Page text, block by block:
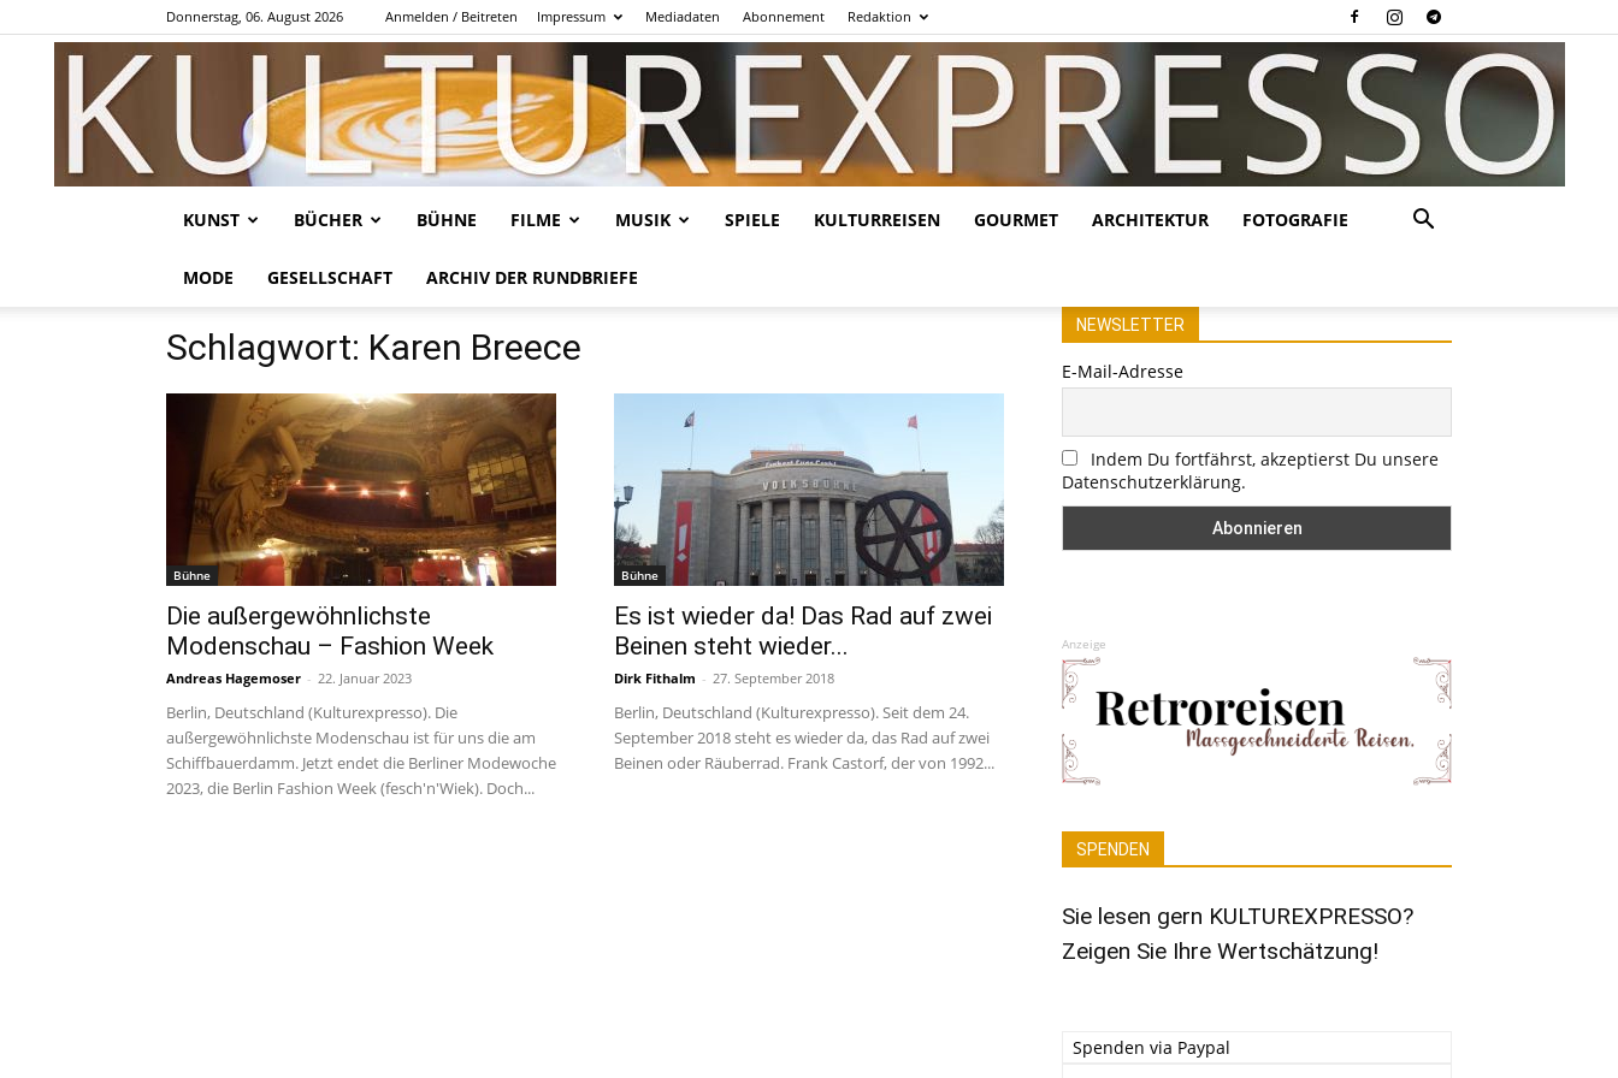
Donnerstag, 06. August 2026 Anmelden / Beitreten Impressum Mediadaten Abonnement Redaktion
KUNST BÜCHER BÜHNE FILME MUSIK SPIELE KULTURREISEN GOURMET ARCHITEKTUR FOTOGRAFIE
MODE GESELLSCHAFT ARCHIV DER RUNDBRIEFE
Schlagwort: Karen Breece
Bühne
Die außergewöhnlichste
Modenschau – Fashion Week
Andreas Hagemoser - 22. Januar 2023
Berlin, Deutschland (Kulturexpresso). Die
außergewöhnlichste Modenschau ist für uns die am
Schiffbauerdamm. Jetzt endet die Berliner Modewoche
2023, die Berlin Fashion Week (fesch'n'Wiek). Doch...
Bühne
Es ist wieder da! Das Rad auf zwei
Beinen steht wieder...
Dirk Fithalm - 27. September 2018
Berlin, Deutschland (Kulturexpresso). Seit dem 24.
September 2018 steht es wieder da, das Rad auf zwei
Beinen oder Räuberrad. Frank Castorf, der von 1992...
NEWSLETTER
E-Mail-Adresse
Indem Du fortfährst, akzeptierst Du unsere
Datenschutzerklärung.
Anzeige
SPENDEN
Sie lesen gern KULTUREXPRESSO?
Zeigen Sie Ihre Wertschätzung!
Spenden via Paypal